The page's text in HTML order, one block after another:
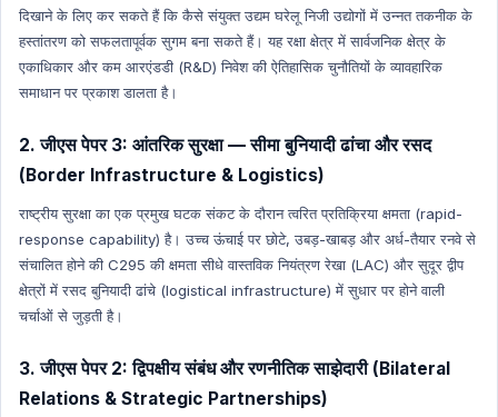
दिखाने के लिए कर सकते हैं कि कैसे संयुक्त उद्यम घरेलू निजी उद्योगों में उन्नत तकनीक के
हस्तांतरण को सफलतापूर्वक सुगम बना सकते हैं। यह रक्षा क्षेत्र में सार्वजनिक क्षेत्र के
एकाधिकार और कम आरएंडडी (R&D) निवेश की ऐतिहासिक चुनौतियों के व्यावहारिक
समाधान पर प्रकाश डालता है।
2. जीएस पेपर 3: आंतरिक सुरक्षा — सीमा बुनियादी ढांचा और रसद
(Border Infrastructure & Logistics)
राष्ट्रीय सुरक्षा का एक प्रमुख घटक संकट के दौरान त्वरित प्रतिक्रिया क्षमता (rapid-
response capability) है। उच्च ऊंचाई पर छोटे, उबड़-खाबड़ और अर्ध-तैयार रनवे से
संचालित होने की C295 की क्षमता सीधे वास्तविक नियंत्रण रेखा (LAC) और सुदूर द्वीप
क्षेत्रों में रसद बुनियादी ढांचे (logistical infrastructure) में सुधार पर होने वाली
चर्चाओं से जुड़ती है।
3. जीएस पेपर 2: द्विपक्षीय संबंध और रणनीतिक साझेदारी (Bilateral
Relations & Strategic Partnerships)